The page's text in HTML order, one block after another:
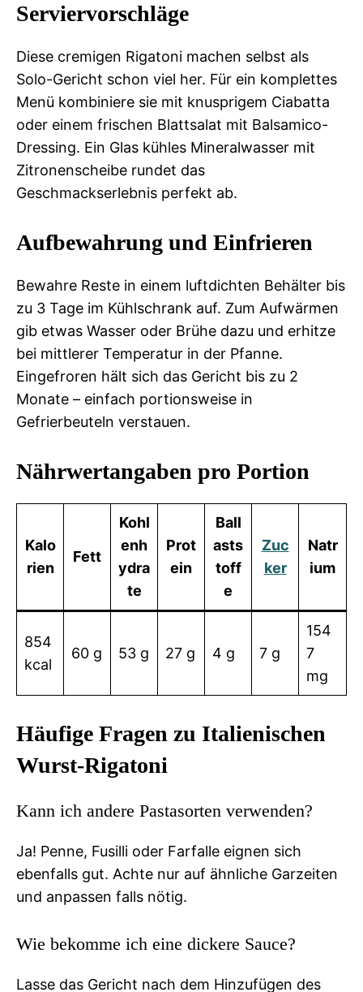
Serviervorschläge
Diese cremigen Rigatoni machen selbst als
Solo-Gericht schon viel her. Für ein komplettes
Menü kombiniere sie mit knusprigem Ciabatta
oder einem frischen Blattsalat mit Balsamico-
Dressing. Ein Glas kühles Mineralwasser mit
Zitronenscheibe rundet das
Geschmackserlebnis perfekt ab.
Aufbewahrung und Einfrieren
Bewahre Reste in einem luftdichten Behälter bis
zu 3 Tage im Kühlschrank auf. Zum Aufwärmen
gib etwas Wasser oder Brühe dazu und erhitze
bei mittlerer Temperatur in der Pfanne.
Eingefroren hält sich das Gericht bis zu 2
Monate – einfach portionsweise in
Gefrierbeuteln verstauen.
Nährwertangaben pro Portion
Kalo
rien
Fett
Kohl
enh
ydra
te
Prot
ein
Ball
asts
toff
e
Zuc
ker
Natr
ium
854
kcal
60 g 53 g 27 g 4 g 7 g
154
7
mg
Häufige Fragen zu Italienischen
Wurst-Rigatoni
Kann ich andere Pastasorten verwenden?
Ja! Penne, Fusilli oder Farfalle eignen sich
ebenfalls gut. Achte nur auf ähnliche Garzeiten
und anpassen falls nötig.
Wie bekomme ich eine dickere Sauce?
Lasse das Gericht nach dem Hinzufügen des